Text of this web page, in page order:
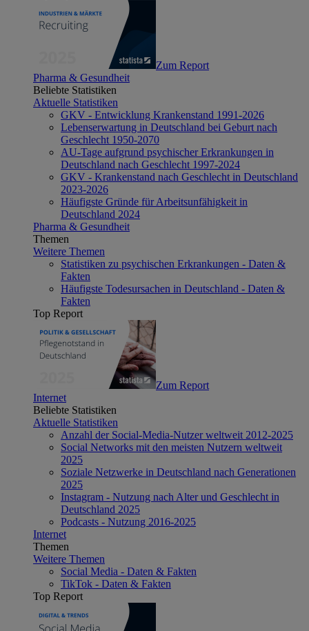
Zum Report
Pharma & Gesundheit
Beliebte Statistiken
Aktuelle Statistiken
GKV - Entwicklung Krankenstand 1991-2026
Lebenserwartung in Deutschland bei Geburt nach
Geschlecht 1950-2070
AU-Tage aufgrund psychischer Erkrankungen in
Deutschland nach Geschlecht 1997-2024
GKV - Krankenstand nach Geschlecht in Deutschland
2023-2026
Häufigste Gründe für Arbeitsunfähigkeit in
Deutschland 2024
Pharma & Gesundheit
Themen
Weitere Themen
Statistiken zu psychischen Erkrankungen - Daten &
Fakten
Häufigste Todesursachen in Deutschland - Daten &
Fakten
Top Report
Zum Report
Internet
Beliebte Statistiken
Aktuelle Statistiken
Anzahl der Social-Media-Nutzer weltweit 2012-2025
Social Networks mit den meisten Nutzern weltweit
2025
Soziale Netzwerke in Deutschland nach Generationen
2025
Instagram - Nutzung nach Alter und Geschlecht in
Deutschland 2025
Podcasts - Nutzung 2016-2025
Internet
Themen
Weitere Themen
Social Media - Daten & Fakten
TikTok - Daten & Fakten
Top Report